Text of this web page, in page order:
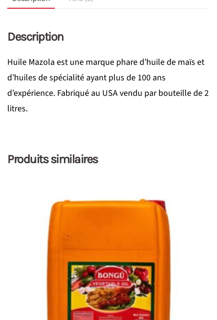
2L
Description
Huile Mazola est une marque phare d’huile de maïs et
d’huiles de spécialité ayant plus de 100 ans
d’expérience. Fabriqué au USA vendu par bouteille de 2
litres.
Produits similaires